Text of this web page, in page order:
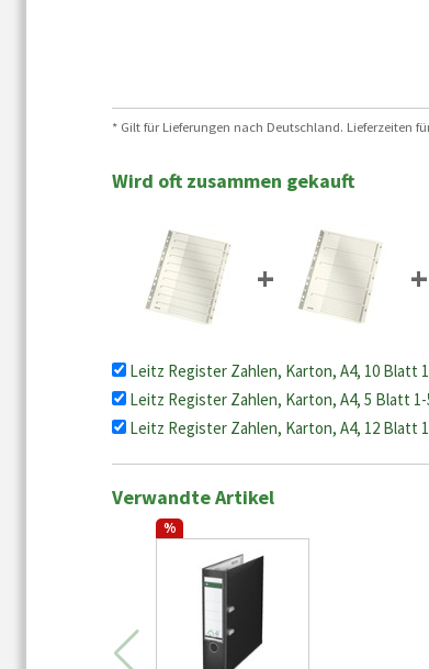
* Gilt für Lieferungen nach Deutschland. Lieferzeiten
Wird oft zusammen gekauft
+ +
Leitz Register Zahlen, Karton, A4, 10 Blatt
Leitz Register Zahlen, Karton, A4, 5 Blatt 1-
Leitz Register Zahlen, Karton, A4, 12 Blatt
Verwandte Artikel
%